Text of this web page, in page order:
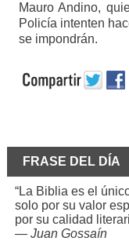
Mauro Andino,
Policía intenten
se impondrán.
FRASE DEL DÍA
“La Biblia es el
solo por su valor
por su calidad
— Juan Gossaín